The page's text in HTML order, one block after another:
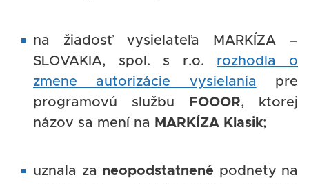
na žiadosť vysielateľa MARKÍZA –
SLOVAKIA, spol. s r.o. rozhodla o
zmene autorizácie vysielania pre
programovú službu
FOOOR, ktorej
názov sa mení na MARKÍZA Klasik;
uznala za neopodstatnené podnety na